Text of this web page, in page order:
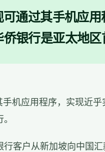
通过其手机应
银行是亚太地
机应用程序，实现近
客户从新加坡向中国